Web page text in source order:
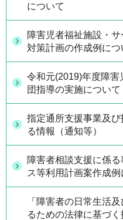
について
障害児者福祉施設・
対策計画の作成例につ
令和元(2019)年度障
団指導の実施について
指定通所支援事業及
る情報（通知等）
障害者相談支援に係
ス等利用計画案作成例
「障害者の日常生活
るための法律に基づ